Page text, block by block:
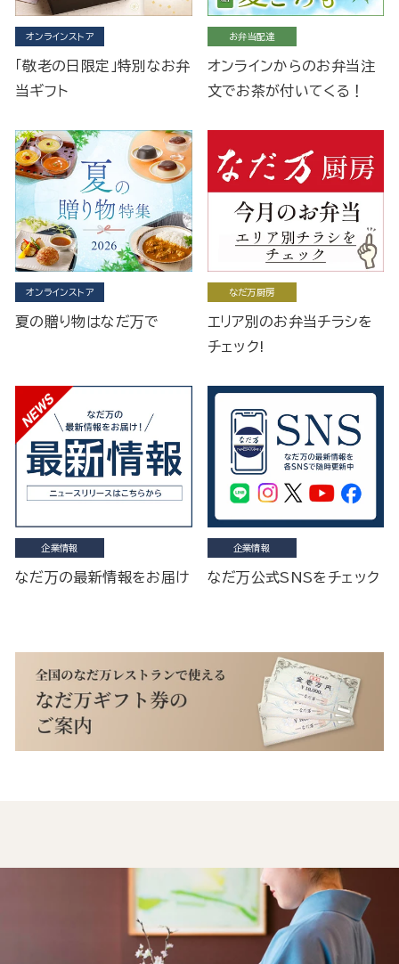
オンラインストア
「敬老の日限定」特別なお弁
当ギフト
お弁当配達
オンラインからのお弁当注
文でお茶が付いてくる！
オンラインストア
夏の贈り物はなだ万で
なだ万厨房
エリア別のお弁当チラシを
チェック!
企業情報
なだ万の最新情報をお届け
企業情報
なだ万公式SNSをチェック